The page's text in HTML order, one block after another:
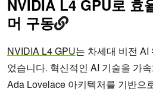
NVIDIA L4 GPU로 효
머 구동
NVIDIA L4 GPU는 차세대 비전 AI
었습니다. 혁신적인 AI 기술을 가
Ada Lovelace 아키텍처를 기반으